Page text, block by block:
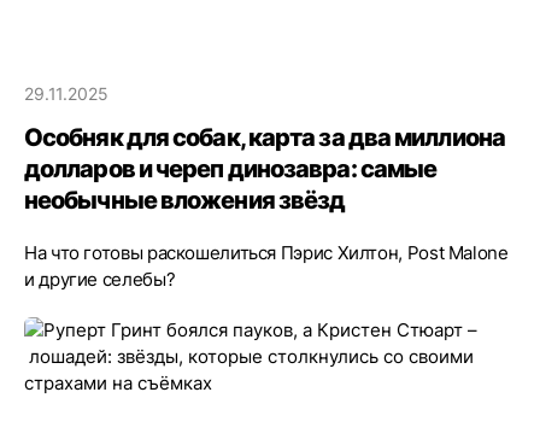
29.11.2025
Особняк для собак, карта за два миллиона
долларов и череп динозавра: самые
необычные вложения звёзд
На что готовы раскошелиться Пэрис Хилтон, Post Malone
и другие селебы?